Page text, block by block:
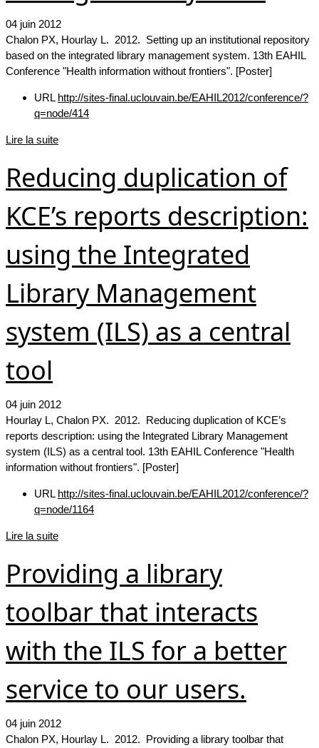
04 juin 2012
Chalon PX, Hourlay L. 2012. Setting up an institutional repository
based on the integrated library management system. 13th EAHIL
Conference "Health information without frontiers". [Poster]
URL http://sites-final.uclouvain.be/EAHIL2012/conference/?
q=node/414
Lire la suite
Reducing duplication of
KCE’s reports description:
using the Integrated
Library Management
system (ILS) as a central
tool
04 juin 2012
Hourlay L, Chalon PX. 2012. Reducing duplication of KCE’s
reports description: using the Integrated Library Management
system (ILS) as a central tool. 13th EAHIL Conference "Health
information without frontiers". [Poster]
URL http://sites-final.uclouvain.be/EAHIL2012/conference/?
q=node/1164
Lire la suite
Providing a library
toolbar that interacts
with the ILS for a better
service to our users.
04 juin 2012
Chalon PX, Hourlay L. 2012. Providing a library toolbar that